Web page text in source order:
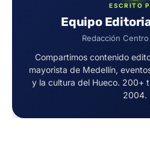
ESCRITO
Equipo
Redacción
Compartimos contenido
mayorista de Medellín,
y la cultura del Hueco. 200+
2004.